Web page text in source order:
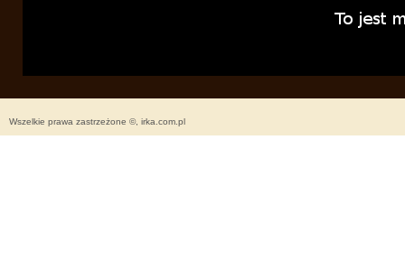
Wszelkie prawa zastrzeżone ©, irka.com.pl